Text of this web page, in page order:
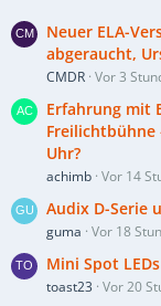
Neuer ELA-
abgeraucht,
CMDR Vor 3
Erfahrung mit
Freilichtbühne
Uhr?
achimb Vor 14
Audix D-Serie
guma Vor 18
Mini Spot
toast23 Vor 20